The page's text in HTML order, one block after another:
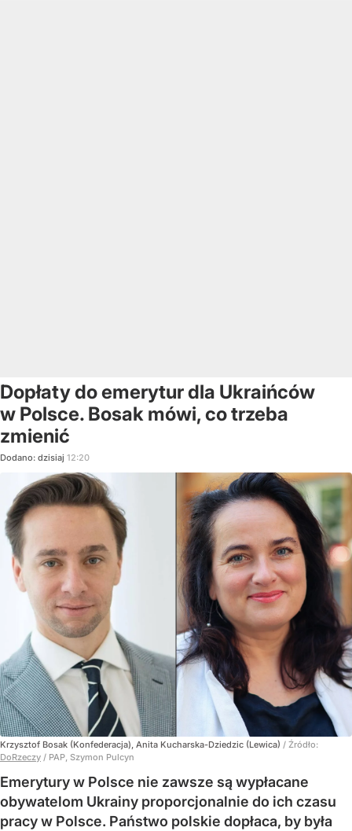
Dopłaty do emerytur dla Ukraińców
w Polsce. Bosak mówi, co trzeba
zmienić
Dodano: dzisiaj 12:20
Krzysztof Bosak (Konfederacja), Anita Kucharska-Dziedzic (Lewica) / Źródło:
DoRzeczy / PAP, Szymon Pulcyn
Emerytury w Polsce nie zawsze są wypłacane
obywatelom Ukrainy proporcjonalnie do ich czasu
pracy w Polsce. Państwo polskie dopłaca, by była